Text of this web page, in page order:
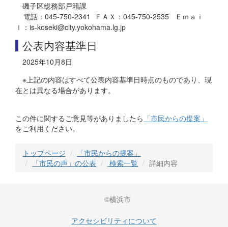
磯子区総務部戸籍課
電話：045-750-2341 ＦＡＸ：045-750-2535 Ｅｍａｉ
ｌ：is-koseki@city.yokohama.lg.jp
公表内容基準日
2025年10月8日
※上記の内容はすべて公表内容基準日時点のものであり、現
在とは異なる場合があります。
この件に関するご意見等がありましたら 「市民からの提案」
をご利用ください。
トップページ
「市民からの提案」
「市民の声」の公表
検索一覧 詳細内容
©横浜市
アクセシビリティについて